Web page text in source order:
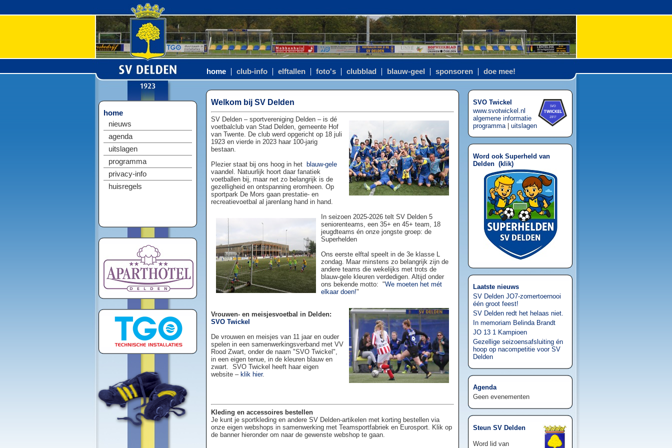
home club-info elftallen foto's clubblad blauw-geel sponsoren doe mee!
home
nieuws
agenda
uitslagen
programma
privacy-info
huisregels
Welkom bij SV Delden
SV Delden – sportvereniging Delden – is dé
voetbalclub van Stad Delden, gemeente Hof
van Twente. De club werd opgericht op 18 juli
1923 en vierde in 2023 haar 100-jarig
bestaan.
Plezier staat bij ons hoog in het
blauw-gele
vaandel. Natuurlijk hoort daar fanatiek
voetballen bij, maar net zo belangrijk is de
gezelligheid en ontspanning eromheen. Op
sportpark De Mors gaan prestatie- en
recreatievoetbal al jarenlang hand in hand.
In seizoen 2025-2026 telt SV Delden 5
seniorenteams, een 35+ en 45+ team, 18
jeugdteams én onze jongste groep: de
Superhelden
Ons eerste elftal speelt in de 3e klasse L
zondag. Maar minstens zo belangrijk zijn de
andere teams die wekelijks met trots de
blauw-gele kleuren verdedigen. Altijd onder
ons bekende motto: "We moeten het mét
elkaar doen!"
Vrouwen- en meisjesvoetbal in Delden:
SVO Twickel
De vrouwen en meisjes van 11 jaar en ouder
spelen in een samenwerkingsverband met VV
Rood Zwart, onder de naam "SVO Twickel",
in een eigen tenue, in de kleuren blauw en
zwart. SVO Twickel heeft haar eigen
website – klik hier.
Kleding en accessoires bestellen
Je kunt je sportkleding en andere SV Delden-artikelen met korting bestellen via
onze eigen webshops in samenwerking met Teamsportfabriek en Eurosport. Klik op
de banner hieronder om naar de gewenste webshop te gaan.
SVO Twickel
www.svotwickel.nl
algemene informatie
programma| uitslagen
Word ook Superheld van
Delden (klik)
Laatste nieuws
SV Delden JO7-zomertoernooi
één groot feest!
SV Delden redt het helaas niet.
In memoriam Belinda Brandt
JO 13 1 Kampioen
Gezellige seizoensafsluiting én
hoop op nacompetitie voor SV
Delden
Agenda
Geen evenementen
Steun SV Delden
Word lid van